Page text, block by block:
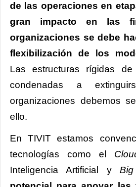
de las operaciones en
gran impacto en las
organizaciones se debe
flexibilización de los
Las estructuras rígidas de
condenadas a
organizaciones debemos
ello.
En TIVIT estamos
tecnologías como el
Inteligencia Artificial y